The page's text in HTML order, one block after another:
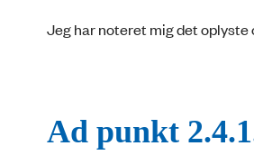
Jeg har noteret mig det
Ad punkt